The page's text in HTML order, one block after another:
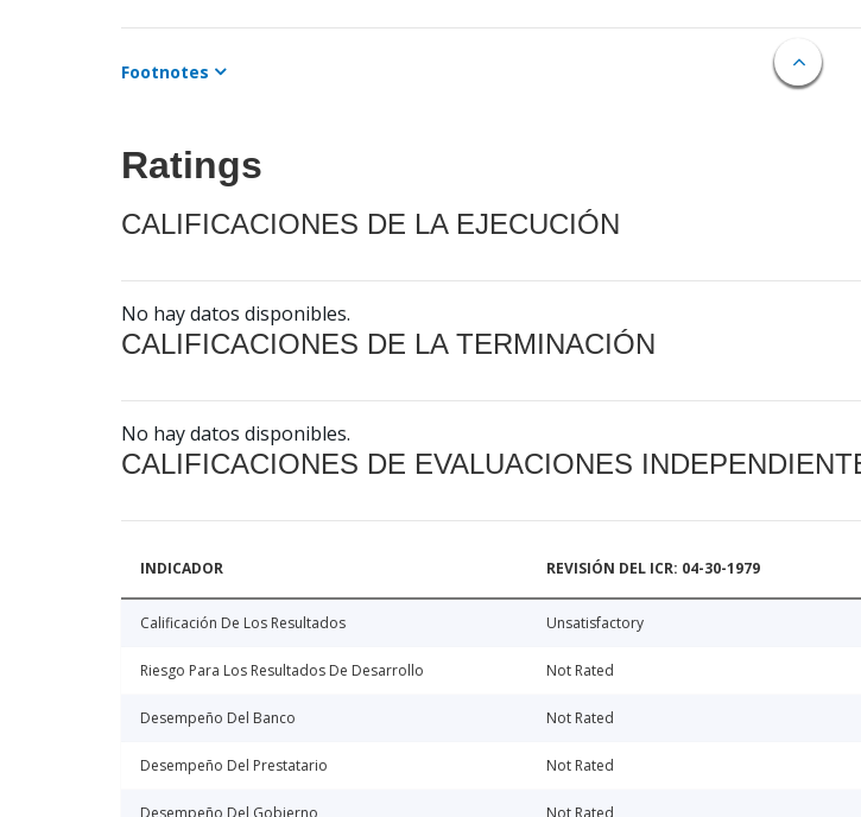
Footnotes
Ratings
CALIFICACIONES DE LA EJECUCIÓN
No hay datos disponibles.
CALIFICACIONES DE LA TERMINACIÓN
No hay datos disponibles.
CALIFICACIONES DE EVALUACIONES
INDICADOR REVISIÓN DEL ICR: 04-30-1979
Calificación De Los Resultados Unsatisfactory
Riesgo Para Los Resultados De Desarrollo Not Rated
Desempeño Del Banco Not Rated
Desempeño Del Prestatario Not Rated